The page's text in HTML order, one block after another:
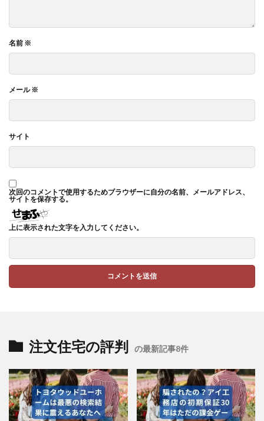
名前 ※
メール※
サイト
次回のコメントで使用するためブラウザーに自分の名前、メールアドレス、
サイトを保存する。
上に表示された文字を入力してください。
注文住宅の評判 の最新記事8件